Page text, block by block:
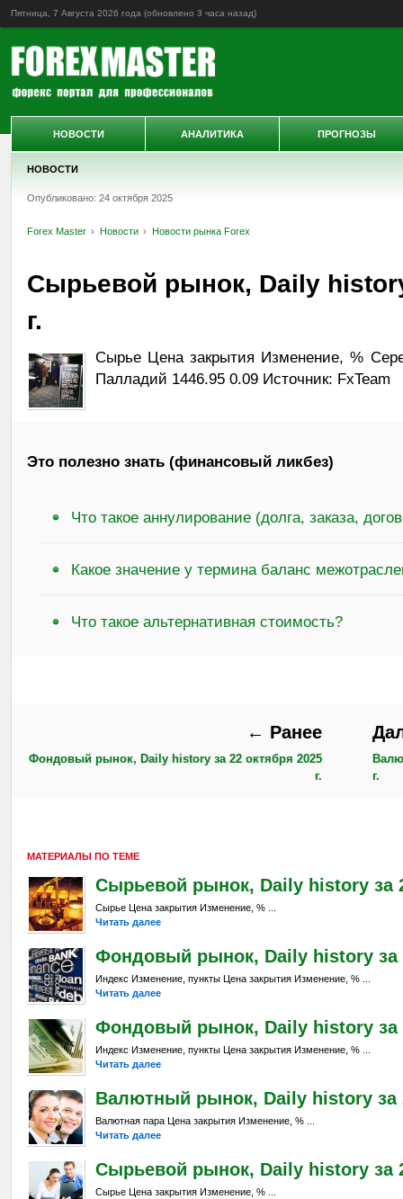
Пятница, 7 Августа 2026 года (обновлено 3 часа назад)
НОВОСТИ
Опубликовано: 24 октября 2025
Forex Master Новости Новости рынка Forex
Сырьевой рынок, Daily
г.
Сырье Цена закрытия Изменение, %
Палладий 1446.95 0.09 Источник: FxTeam
Это полезно знать (финансовый ликбез)
Что такое аннулирование (долга, заказа,
Какое значение у термина баланс
Что такое альтернативная стоимость?
← Ранее
Фондовый рынок, Daily history за 22 октября 2025
г.
г.
МАТЕРИАЛЫ ПО ТЕМЕ
Сырьевой рынок, Daily history за
Сырье Цена закрытия Изменение, % ...
Читать далее
Фондовый рынок, Daily history за
Индекс Изменение, пункты Цена закрытия Изменение, % ...
Читать далее
Фондовый рынок, Daily history за
Индекс Изменение, пункты Цена закрытия Изменение, % ...
Читать далее
Валютный рынок, Daily history за
Валютная пара Цена закрытия Изменение, % ...
Читать далее
Сырьевой рынок, Daily history за
Сырье Цена закрытия Изменение, % ...
НОВОСТИ АНАЛИТИКА ПРОГНОЗЫ